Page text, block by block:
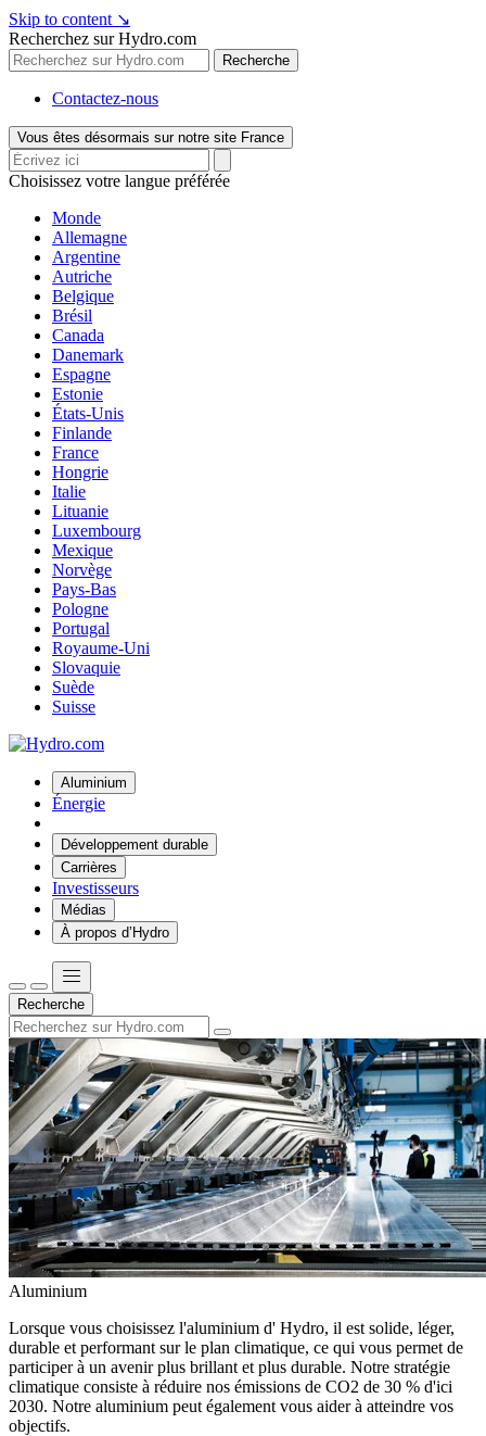
Skip to content ↘
Recherchez sur Hydro.com
Recherche
Contactez-nous
Vous êtes désormais sur notre site France
Choisissez votre langue préférée
Monde
Allemagne
Argentine
Autriche
Belgique
Brésil
Canada
Danemark
Espagne
Estonie
États-Unis
Finlande
France
Hongrie
Italie
Lituanie
Luxembourg
Mexique
Norvège
Pays-Bas
Pologne
Portugal
Royaume-Uni
Slovaquie
Suède
Suisse
Aluminium
Énergie
Développement durable
Carrières
Investisseurs
Médias
À propos d’Hydro
Recherche
Aluminium
Lorsque vous choisissez l'aluminium d' Hydro, il est solide, léger,
durable et performant sur le plan climatique, ce qui vous permet de
participer à un avenir plus brillant et plus durable. Notre stratégie
climatique consiste à réduire nos émissions de CO2 de 30 % d'ici
2030. Notre aluminium peut également vous aider à atteindre vos
objectifs.